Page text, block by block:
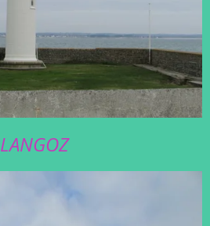
LANGOZ